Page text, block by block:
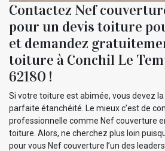
Contactez Nef
pour un devis toiture
et demandez
toiture à Conchil Le
62180 !
Si votre toiture est abimée, vous devez
parfaite étanchéité. Le mieux c’est de
professionnelle comme Nef couverture
toiture. Alors, ne cherchez plus loin
pour vous Nef couverture l’un des